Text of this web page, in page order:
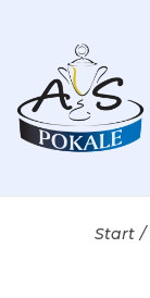
Start /